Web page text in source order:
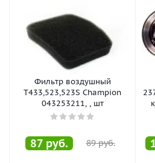
Фильтр воздушный
T433,523,523S Champion
043253211, , шт
87руб. 89руб.